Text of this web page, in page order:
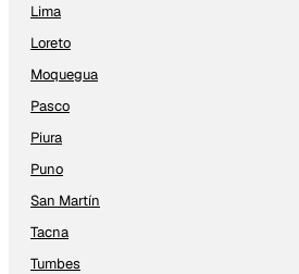
Lima
Loreto
Moquegua
Pasco
Piura
Puno
San Martín
Tacna
Tumbes